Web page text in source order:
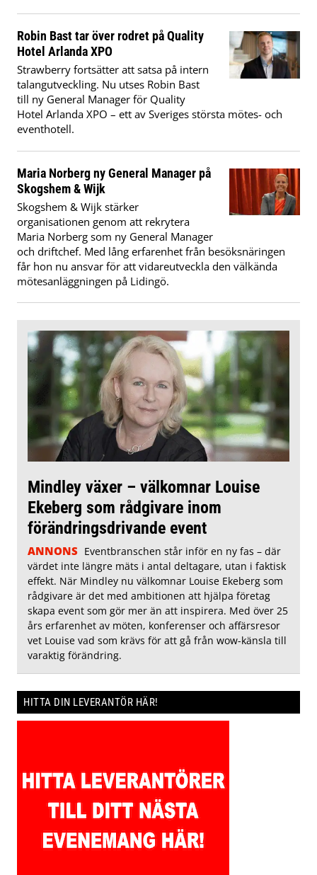
Robin Bast tar över rodret på Quality
Hotel Arlanda XPO
Strawberry fortsätter att satsa på intern
talangutveckling. Nu utses Robin Bast
till ny General Manager för Quality
Hotel Arlanda XPO – ett av Sveriges största mötes- och
eventhotell.
Maria Norberg ny General Manager på
Skogshem & Wijk
Skogshem & Wijk stärker
organisationen genom att rekrytera
Maria Norberg som ny General Manager
och driftchef. Med lång erfarenhet från besöksnäringen
får hon nu ansvar för att vidareutveckla den välkända
mötesanläggningen på Lidingö.
Mindley växer – välkomnar Louise
Ekeberg som rådgivare inom
förändringsdrivande event
ANNONS Eventbranschen står inför en ny fas – där
värdet inte längre mäts i antal deltagare, utan i faktisk
effekt. När Mindley nu välkomnar Louise Ekeberg som
rådgivare är det med ambitionen att hjälpa företag
skapa event som gör mer än att inspirera. Med över 25
års erfarenhet av möten, konferenser och affärsresor
vet Louise vad som krävs för att gå från wow-känsla till
varaktig förändring.
HITTA DIN LEVERANTÖR HÄR!